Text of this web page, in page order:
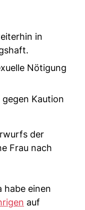
in
Nötigung
Kaution
der
Frau nach
habe einen
auf